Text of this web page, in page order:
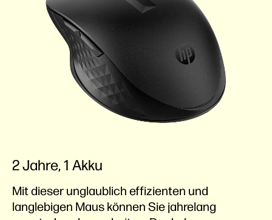
2 Jahre, 1 Akku
Mit dieser unglaublich effizienten und
langlebigen Maus können Sie jahrelang